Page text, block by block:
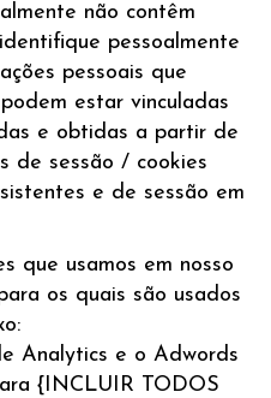
não contêm
pessoalmente
pessoais que
estar vinculadas
e obtidas a partir de
de sessão / cookies
e de sessão em
que usamos em nosso
os quais são usados
Analytics e o Adwords
{INCLUIR TODOS